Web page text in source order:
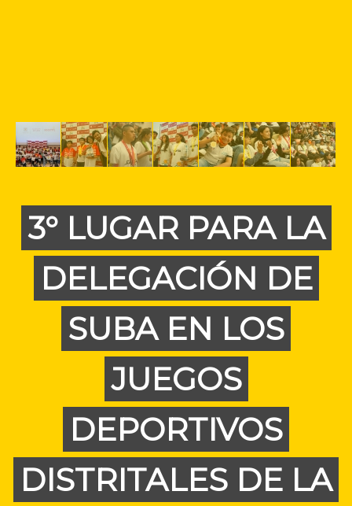
3° LUGAR PARA LA
DELEGACIÓN DE
SUBA EN LOS
JUEGOS
DEPORTIVOS
DISTRITALES DE LA